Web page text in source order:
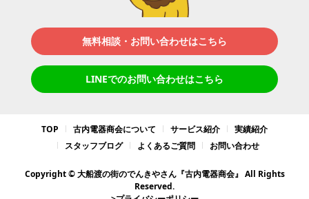
無料相談・お問い合わせはこちら
LINEでのお問い合わせはこちら
TOP 古内電器商会について サービス紹介
実績紹介
スタッフブログ
よくあるご質問 お問い合わせ
Copyright © 大船渡の街のでんきやさん『古内電器商会』 All Rights
Reserved.